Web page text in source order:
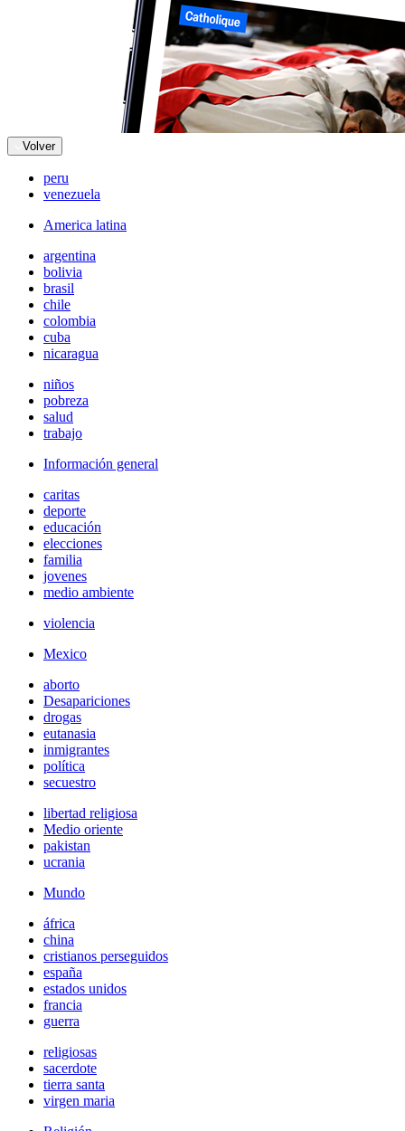
Volver
peru
venezuela
America latina
argentina
bolivia
brasil
chile
colombia
cuba
nicaragua
niños
pobreza
salud
trabajo
Información general
caritas
deporte
educación
elecciones
familia
jovenes
medio ambiente
violencia
Mexico
aborto
Desapariciones
drogas
eutanasia
inmigrantes
política
secuestro
libertad religiosa
Medio oriente
pakistan
ucrania
Mundo
áfrica
china
cristianos perseguidos
españa
estados unidos
francia
guerra
religiosas
sacerdote
tierra santa
virgen maria